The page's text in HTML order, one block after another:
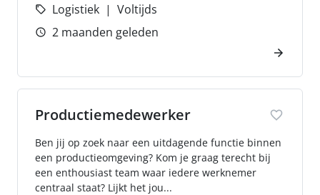
Logistiek
Voltijds
2 maanden geleden
Productiemedewerker
Ben jij op zoek naar een uitdagende functie binnen
een productieomgeving? Kom je graag terecht bij
een enthousiast team waar iedere werknemer
centraal staat? Lijkt het jou...